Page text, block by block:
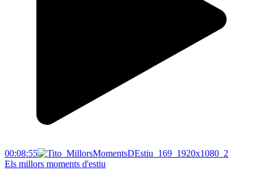
00:08:55
Els millors moments d'estiu